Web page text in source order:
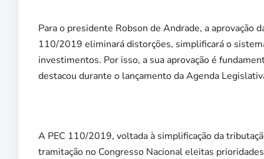
Para o presidente Robson de Andrade, a aprovação
110/2019 eliminará distorções, simplificará o
investimentos. Por isso, a sua aprovação é
destacou durante o lançamento da Agenda
A PEC 110/2019, voltada à simplificação da
tramitação no Congresso Nacional eleitas